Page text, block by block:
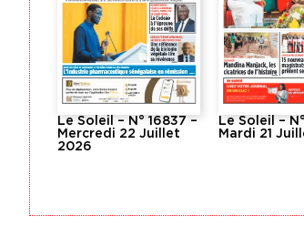
Le Soleil – N° 16837 –
Mercredi 22 Juillet
2026
Le Soleil –
Mardi 21